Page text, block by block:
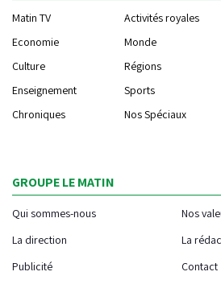
Matin TV Activités royales
Economie
Monde
Culture
Régions
Enseignement
Sports
Chroniques
Nos Spéciaux
GROUPE LE MATIN
Qui sommes-nous
Nos
La direction
La
Publicité
Contact